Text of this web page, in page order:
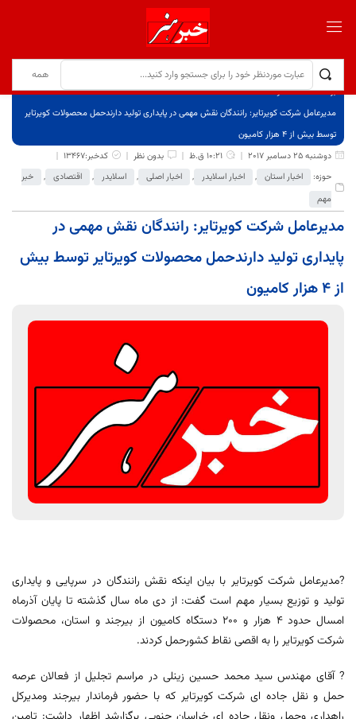
برگ نخست
نوشته‌ها
مدیرعامل شرکت کویرتایر: رانندگان نقش مهمی در پایداری تولید دارندحمل محصولات کویرتایر
توسط بیش از 4 هزار کامیون
دوشنبه 25 دسامبر 2017
10:21 ق.ظ بدون نظر
کدخبر:13467
حوزه:
اخبار استان , اخبار اسلایدر , اخبار اصلی , اسلایدر , اقتصادی ,
خبر
مهم
مدیرعامل شرکت کویرتایر: رانندگان نقش مهمی در
پایداری تولید دارندحمل محصولات کویرتایر توسط بیش
از 4 هزار کامیون
?مدیرعامل شرکت کویرتایر با بیان اینکه نقش رانندگان در سرپایی و پایداری
تولید و توزیع بسیار مهم است گفت: از دی ماه سال گذشته تا پایان آذرماه
امسال حدود 4 هزار و 200 دستگاه کامیون از بیرجند و استان، محصولات
شرکت کویرتایر را به اقصی نقاط کشورحمل کردند.
? آقای مهندس سید محمد حسین زینلی در مراسم تجلیل از فعالان عرصه
حمل و نقل جاده ای شرکت کویرتایر که با حضور فرماندار بیرجند ومدیرکل